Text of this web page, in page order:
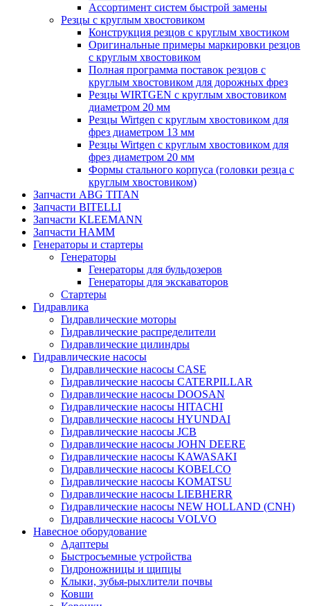
Ассортимент систем быстрой замены
Резцы с круглым хвостовиком
Конструкция резцов с круглым хвостиком
Оригинальные примеры маркировки резцов
с круглым хвостовиком
Полная программа поставок резцов с
круглым хвостовиком для дорожных фрез
Резцы WIRTGEN с круглым хвостовиком
диаметром 20 мм
Резцы Wirtgen с круглым хвостовиком для
фрез диаметром 13 мм
Резцы Wirtgen с круглым хвостовиком для
фрез диаметром 20 мм
Формы стального корпуса (головки резца с
круглым хвостовиком)
Запчасти ABG TITAN
Запчасти BITELLI
Запчасти KLEEMANN
Запчасти HAMM
Генераторы и стартеры
Генераторы
Генераторы для бульдозеров
Генераторы для экскаваторов
Стартеры
Гидравлика
Гидравлические моторы
Гидравлические распределители
Гидравлические цилиндры
Гидравлические насосы
Гидравлические насосы CASE
Гидравлические насосы CATERPILLAR
Гидравлические насосы DOOSAN
Гидравлические насосы HITACHI
Гидравлические насосы HYUNDAI
Гидравлические насосы JCB
Гидравлические насосы JOHN DEERE
Гидравлические насосы KAWASAKI
Гидравлические насосы KOBELCO
Гидравлические насосы KOMATSU
Гидравлические насосы LIEBHERR
Гидравлические насосы NEW HOLLAND (CNH)
Гидравлические насосы VOLVO
Навесное оборудование
Адаптеры
Быстросъемные устройства
Гидроножницы и щипцы
Клыки, зубья-рыхлители почвы
Ковши